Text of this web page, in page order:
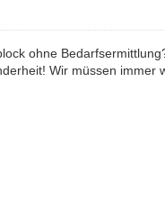
ohne
Wir müssen immer